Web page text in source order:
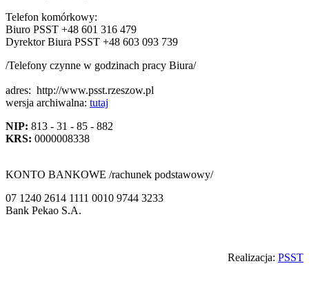
Telefon komórkowy:
Biuro PSST +48 601 316 479
Dyrektor Biura PSST +48 603 093 739
/Telefony czynne w godzinach pracy Biura/
adres: http://www.psst.rzeszow.pl
wersja archiwalna: tutaj
NIP: 813 - 31 - 85 - 882
KRS: 0000008338
KONTO BANKOWE /rachunek podstawowy/
07 1240 2614 1111 0010 9744 3233
Bank Pekao S.A.
Realizacja: PSST